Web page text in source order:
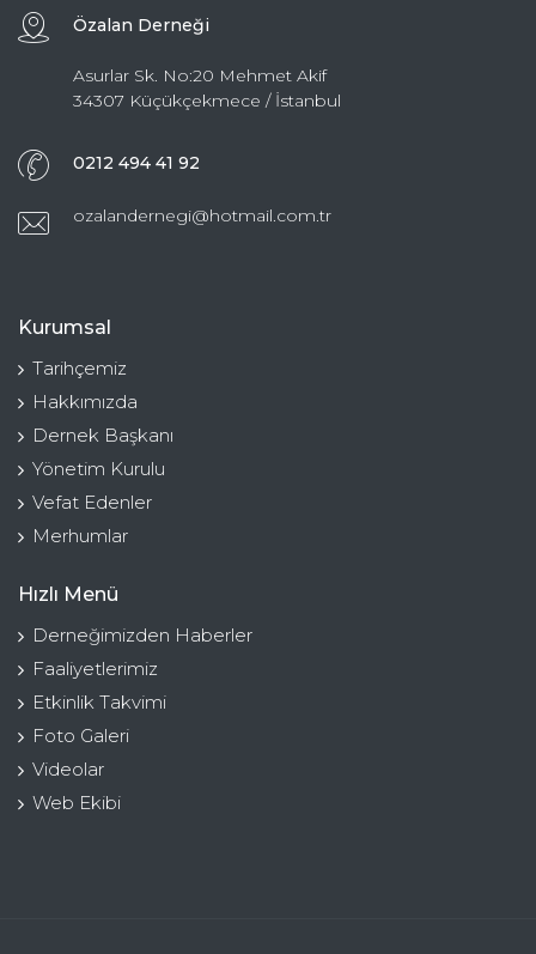
Özalan Derneği
Asurlar Sk. No:20 Mehmet Akif
34307 Küçükçekmece / İstanbul
0212 494 41 92
ozalandernegi@hotmail.com.tr
Kurumsal
Tarihçemiz
Hakkımızda
Dernek Başkanı
Yönetim Kurulu
Vefat Edenler
Merhumlar
Hızlı Menü
Derneğimizden Haberler
Faaliyetlerimiz
Etkinlik Takvimi
Foto Galeri
Videolar
Web Ekibi